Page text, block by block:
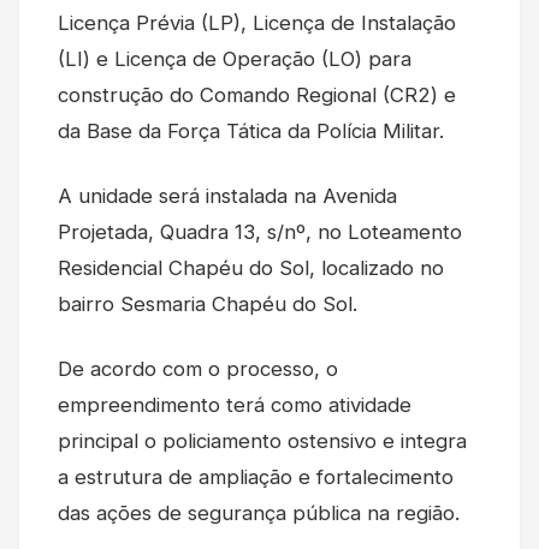
Licença Prévia (LP), Licença de Instalação
(LI) e Licença de Operação (LO) para
construção do Comando Regional (CR2) e
da Base da Força Tática da Polícia Militar.
A unidade será instalada na Avenida
Projetada, Quadra 13, s/nº, no Loteamento
Residencial Chapéu do Sol, localizado no
bairro Sesmaria Chapéu do Sol.
De acordo com o processo, o
empreendimento terá como atividade
principal o policiamento ostensivo e integra
a estrutura de ampliação e fortalecimento
das ações de segurança pública na região.